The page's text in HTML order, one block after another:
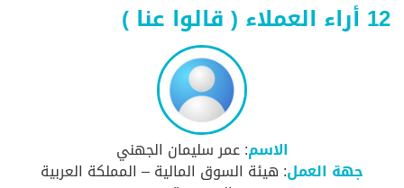
12 أراء العملاء ( قالوا عنا )
الاسم: عمر سليمان الجهني
جهة العمل: هيئة السوق المالية – المملكة العربية